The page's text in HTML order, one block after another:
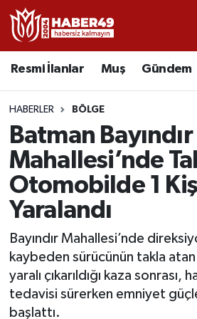
Resmi İlanlar Muş Gündem
HABERLER BÖLGE
Batman Bayındır
Mahallesi’nde
Otomobilde 1
Yaralandı
Bayındır Mahallesi’nde
kaybeden sürücünün takla
yaralı çıkarıldığı kaza sonrası,
tedavisi sürerken emniyet
başlattı.
Resmi İlanlar
Asayiş
Bölge
Eğitim
Ekonomi
Sağlık
Gündem
Spor
Uşak Nöbetçi Eczaneler
Uşak Hava Durumu
Uşak Namaz Vakitleri
Uşak Trafik Yoğunluk
TFF 2.Lig Kırmızı Grup
Tüm Manşetler
Son Dakika Haberleri
Haber Arşivi